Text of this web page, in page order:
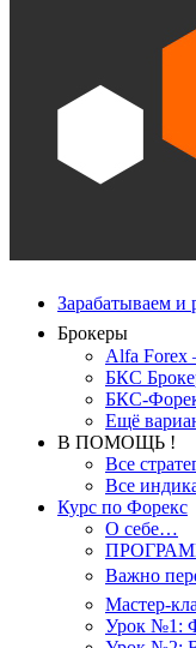
Зарабатываем и
Брокеры
Alfa Forex
БКС
БКС-
Ещё
В ПОМОЩЬ !
Все
Все
Курс по Форекс
О себе…
Важно
Мастер-
Урок №1: